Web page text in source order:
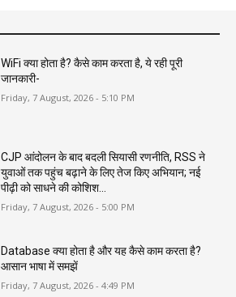
WiFi क्या होता है? कैसे काम करता है, ये रही पूरी
जानकारी-
Friday, 7 August, 2026 - 5:10 PM
CJP आंदोलन के बाद बदली सियासी रणनीति, RSS ने
युवाओं तक पहुंच बढ़ाने के लिए तेज किए अभियान; नई
पीढ़ी को साधने की कोशिश...
Friday, 7 August, 2026 - 5:00 PM
Database क्या होता है और यह कैसे काम करता है?
आसान भाषा में समझें
Friday, 7 August, 2026 - 4:49 PM